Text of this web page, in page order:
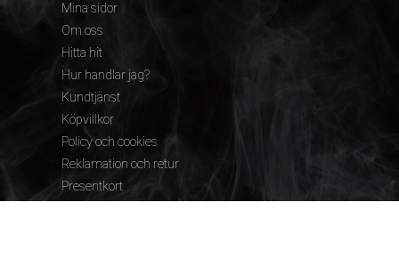
Mina sidor
Om oss
Hitta hit
Hur handlar jag?
Kundtjänst
Köpvillkor
Policy och cookies
Reklamation och retur
Presentkort